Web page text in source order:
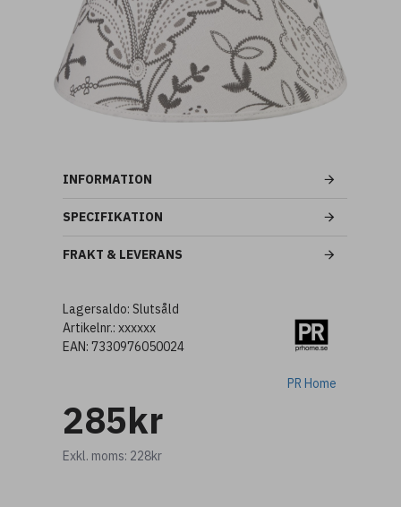
INFORMATION
SPECIFIKATION
FRAKT & LEVERANS
285kr
Exkl. moms: 228kr
Lagersaldo: Slutsåld
Artikelnr.: xxxxxx
EAN: 7330976050024
PR Home